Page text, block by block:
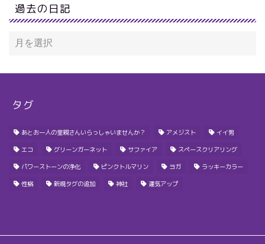
過去の日記
タグ
あとお一人の里親さんいらっしゃいませんか？ アメジスト イイ男
エコ グリーンガーネット サファイア スペースクリアリング
パワーストーンの浄化 ピンクトルマリン ヨガ ラッキーカラー
性格 新規タグの追加 神社 運気アップ